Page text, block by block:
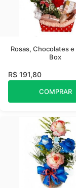
Rosas, Chocolates e
Box
R$ 191,80
COMPRAR